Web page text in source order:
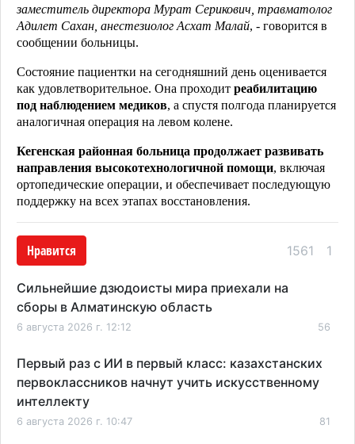
заместитель директора Мурат Серикович, травматолог
Адилет Сахан, анестезиолог Асхат Малай, - говорится в
сообщении больницы.
Состояние пациентки на сегодняшний день оценивается
как удовлетворительное. Она проходит реабилитацию
под наблюдением медиков, а спустя полгода планируется
аналогичная операция на левом колене.
Кегенская районная больница продолжает развивать
направления высокотехнологичной помощи, включая
ортопедические операции, и обеспечивает последующую
поддержку на всех этапах восстановления.
Нравится 1561 1
Сильнейшие дзюдоисты мира приехали на
сборы в Алматинскую область
6 августа 2026 г. 12:12 56
Первый раз с ИИ в первый класс: казахстанских
первоклассников начнут учить искусственному
интеллекту
6 августа 2026 г. 10:47 81